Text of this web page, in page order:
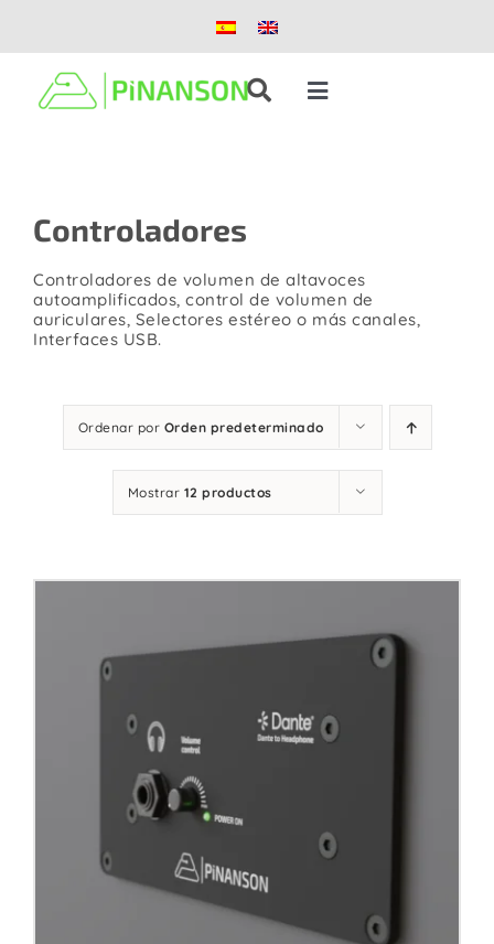
contenido
Toggle
Productos
Casos de éxito
Controladores
Controladores de volumen de altavoces
autoamplificados, control de volumen de
auriculares, Selectores estéreo o más canales,
Interfaces USB.
Ordenar por Orden predeterminado
Mostrar 12 productos